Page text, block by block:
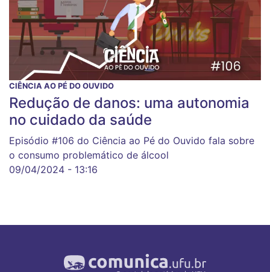
CIÊNCIA AO PÉ DO OUVIDO
Redução de danos: uma autonomia
no cuidado da saúde
Episódio #106 do Ciência ao Pé do Ouvido fala sobre
o consumo problemático de álcool
09/04/2024 - 13:16